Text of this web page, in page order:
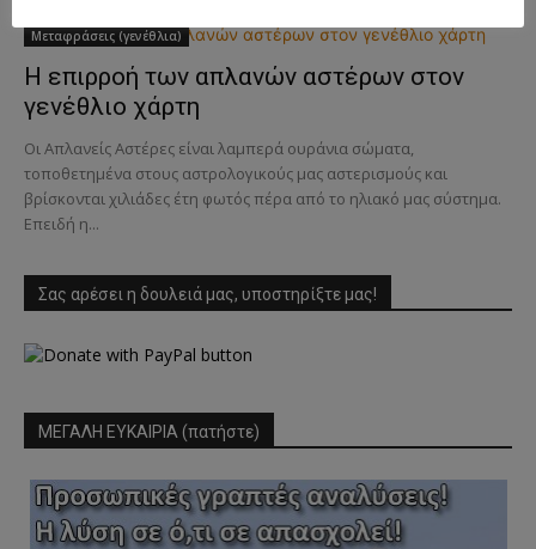
Μεταφράσεις (γενέθλια)
Η επιρροή των απλανών αστέρων στον
γενέθλιο χάρτη
Οι Απλανείς Αστέρες είναι λαμπερά ουράνια σώματα,
τοποθετημένα στους αστρολογικούς μας αστερισμούς και
βρίσκονται χιλιάδες έτη φωτός πέρα από το ηλιακό μας σύστημα.
Επειδή η...
Σας αρέσει η δουλειά μας, υποστηρίξτε μας!
ΜΕΓΑΛΗ ΕΥΚΑΙΡΙΑ (πατήστε)